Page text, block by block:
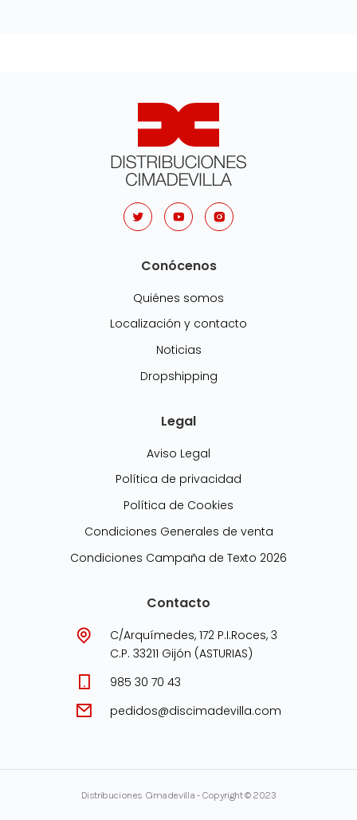
Conócenos
Quiénes somos
Localización y contacto
Noticias
Dropshipping
Legal
Aviso Legal
Política de privacidad
Política de Cookies
Condiciones Generales de venta
Condiciones Campaña de Texto 2026
Contacto
C/Arquímedes, 172 P.I.Roces, 3
C.P. 33211 Gijón (ASTURIAS)
985 30 70 43
pedidos@discimadevilla.com
Distribuciones Cimadevilla - Copyright © 2023